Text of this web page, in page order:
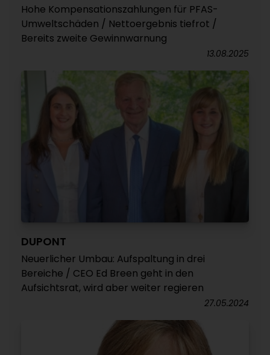
Hohe Kompensationszahlungen für PFAS-
Umweltschäden / Nettoergebnis tiefrot /
Bereits zweite Gewinnwarnung
13.08.2025
DUPONT
Neuerlicher Umbau: Aufspaltung in drei
Bereiche / CEO Ed Breen geht in den
Aufsichtsrat, wird aber weiter regieren
27.05.2024